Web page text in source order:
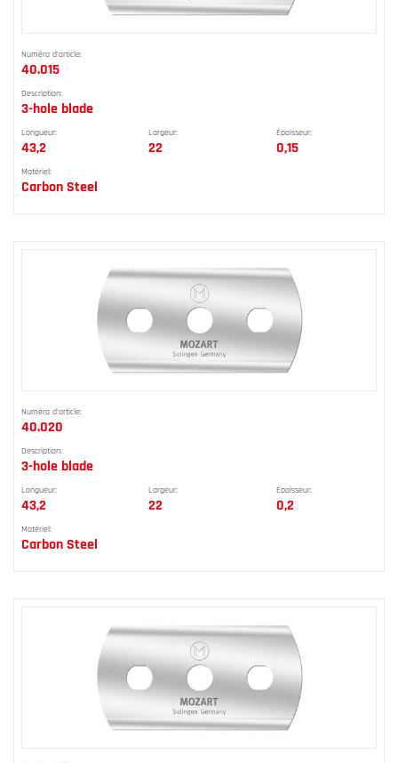
Numéro d'article:
40.015
Description:
3-hole blade
Longueur:
43,2
Largeur:
22
Épaisseur:
0,15
Matériel:
Carbon Steel
Numéro d'article:
40.020
Description:
3-hole blade
Longueur:
43,2
Largeur:
22
Épaisseur:
0,2
Matériel:
Carbon Steel